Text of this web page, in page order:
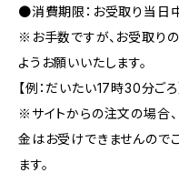
●消費期限：お受取り当日
※お手数ですが、お受取り
ようお願いいたします。
【例：だいたい17時30分ごろ
※サイトからの注文の場合
金はお受けできませんので
ます。